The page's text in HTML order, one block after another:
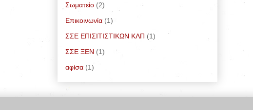
Σωματείο (2)
Επικοινωνία (1)
ΣΣΕ ΕΠΙΣΙΤΙΣΤΙΚΩΝ ΚΛΠ (1)
ΣΣΕ ΞΕΝ (1)
αφίσα (1)